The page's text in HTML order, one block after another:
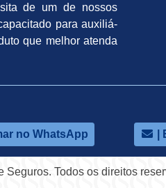
de um de nossos
para auxiliá-
que melhor atenda
no WhatsApp |
Todos os direitos